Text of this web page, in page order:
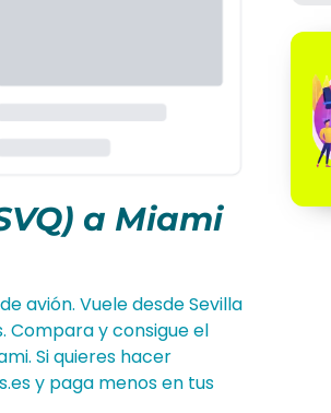
a Miami
avión. Vuele desde Sevilla
Compara y consigue el
Si quieres hacer
y paga menos en tus